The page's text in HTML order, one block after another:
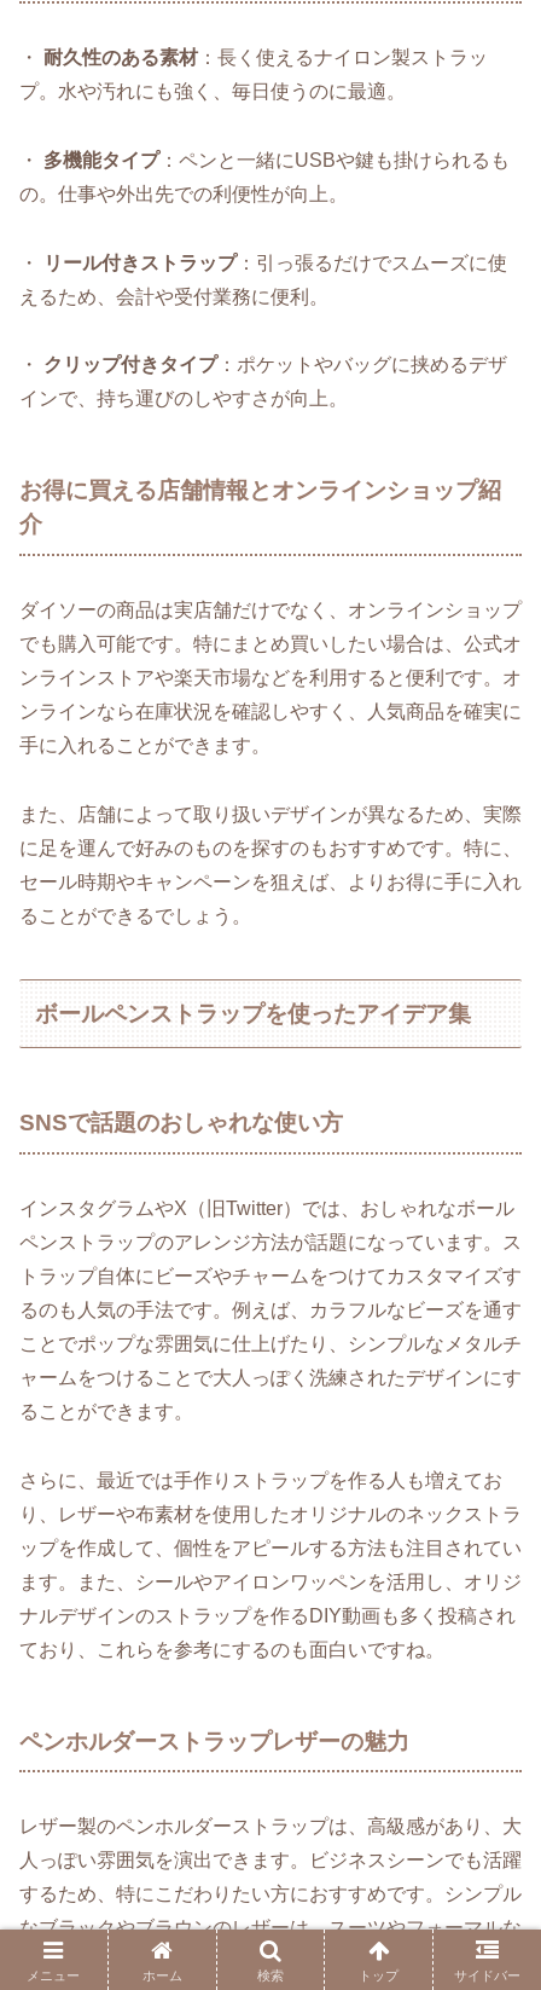
・ 耐久性のある素材：長く使えるナイロン製ストラッ
プ。水や汚れにも強く、毎日使うのに最適。
・ 多機能タイプ：ペンと一緒にUSBや鍵も掛けられるも
の。仕事や外出先での利便性が向上。
・ リール付きストラップ：引っ張るだけでスムーズに使
えるため、会計や受付業務に便利。
・ クリップ付きタイプ：ポケットやバッグに挟めるデザ
インで、持ち運びのしやすさが向上。
お得に買える店舗情報とオンラインショップ紹
介
ダイソーの商品は実店舗だけでなく、オンラインショップ
でも購入可能です。特にまとめ買いしたい場合は、公式オ
ンラインストアや楽天市場などを利用すると便利です。オ
ンラインなら在庫状況を確認しやすく、人気商品を確実に
手に入れることができます。
また、店舗によって取り扱いデザインが異なるため、実際
に足を運んで好みのものを探すのもおすすめです。特に、
セール時期やキャンペーンを狙えば、よりお得に手に入れ
ることができるでしょう。
ボールペンストラップを使ったアイデア集
SNSで話題のおしゃれな使い方
インスタグラムやX（旧Twitter）では、おしゃれなボール
ペンストラップのアレンジ方法が話題になっています。ス
トラップ自体にビーズやチャームをつけてカスタマイズす
るのも人気の手法です。例えば、カラフルなビーズを通す
ことでポップな雰囲気に仕上げたり、シンプルなメタルチ
ャームをつけることで大人っぽく洗練されたデザインにす
ることができます。
さらに、最近では手作りストラップを作る人も増えてお
り、レザーや布素材を使用したオリジナルのネックストラ
ップを作成して、個性をアピールする方法も注目されてい
ます。また、シールやアイロンワッペンを活用し、オリジ
ナルデザインのストラップを作るDIY動画も多く投稿され
ており、これらを参考にするのも面白いですね。
ペンホルダーストラップレザーの魅力
レザー製のペンホルダーストラップは、高級感があり、大
人っぽい雰囲気を演出できます。ビジネスシーンでも活躍
するため、特にこだわりたい方におすすめです。シンプル
なブラックやブラウンのレザーは、スーツやフォーマルな
スタイルとも相性がよく、落ち着いた印象を与えます。
メニュー ホーム 検索 トップ サイドバー